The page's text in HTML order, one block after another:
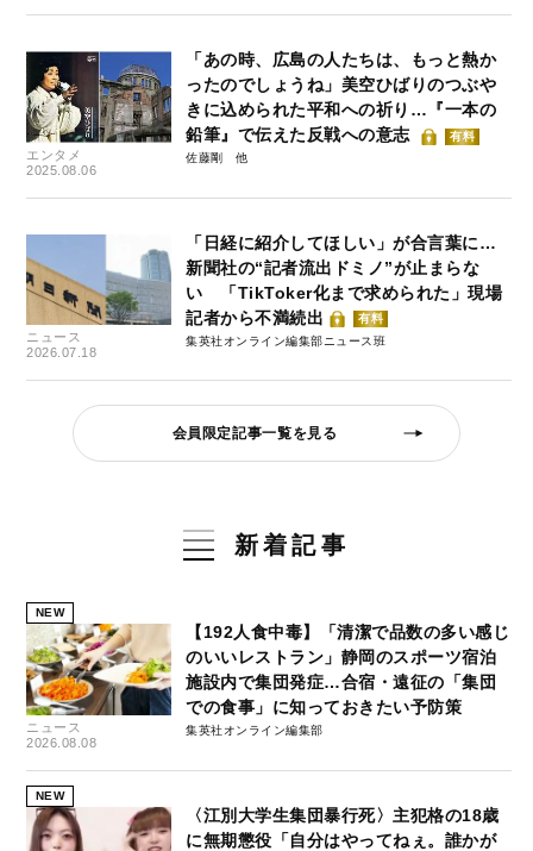
エンタメ
2025.08.06
「あの時、広島の人たちは、もっと熱か
ったのでしょうね」美空ひばりのつぶや
きに込められた平和への祈り…『一本の
鉛筆』で伝えた反戦への意志
有料
佐藤剛
ニュース
2026.07.18
「日経に紹介してほしい」が合言葉に…
新聞社の“記者流出ドミノ”が止まらな
い 「TikToker化まで求められた」現場
記者から不満続出
有料
集英社オンライン編集部ニュース班
会員限定記事一覧を見る
新着記事
NEW
ニュース
2026.08.08
【192人食中毒】「清潔で品数の多い感じ
のいいレストラン」静岡のスポーツ宿泊
施設内で集団発症…合宿・遠征の「集団
での食事」に知っておきたい予防策
集英社オンライン編集部
NEW
〈江別大学生集団暴行死〉主犯格の18歳
に無期懲役「自分はやってねぇ。誰かが